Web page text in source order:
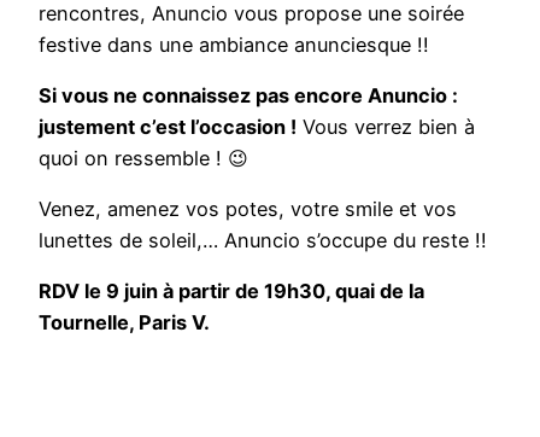
rencontres, Anuncio vous propose une soirée
festive dans une ambiance anunciesque !!
Si vous ne connaissez pas encore Anuncio :
justement c’est l’occasion ! Vous verrez bien à
quoi on ressemble ! 😉
Venez, amenez vos potes, votre smile et vos
lunettes de soleil,… Anuncio s’occupe du reste !!
RDV le 9 juin à partir de 19h30, quai de la
Tournelle, Paris V.